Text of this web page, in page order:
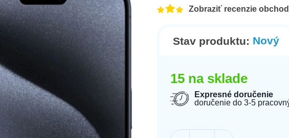
Zobraziť recenzie
Stav produktu: Nový
15 na sklade
Expresné doručenie
doručenie do 3-5